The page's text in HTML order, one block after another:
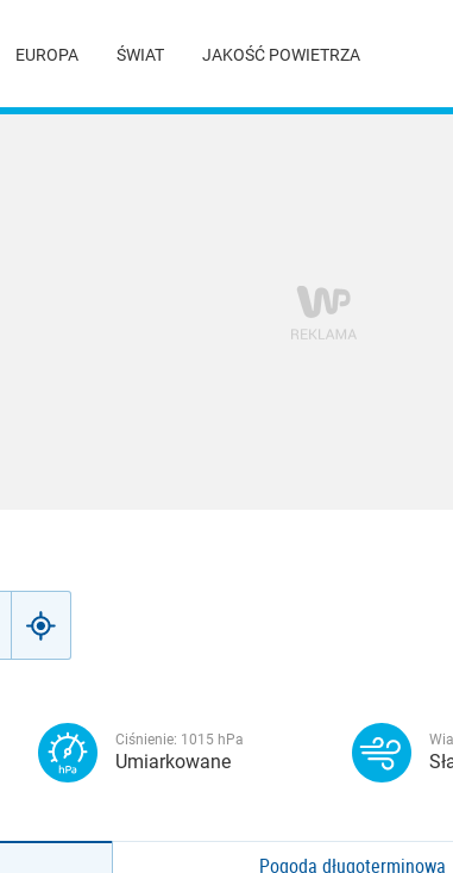
EUROPA ŚWIAT JAKOŚĆ POWIETRZA
Ciśnienie: 1015 hPa
Umiarkowane
Pogoda długoterminowa